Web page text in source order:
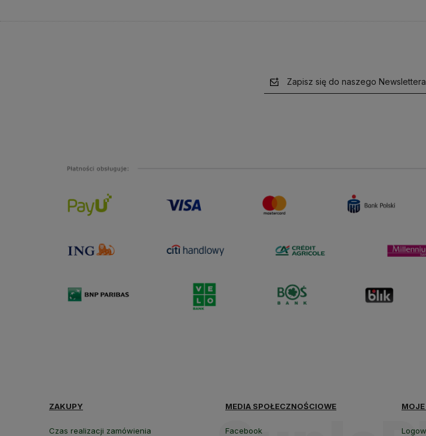
Zapisz się do naszego
ZAKUPY
Czas realizacji zamówienia
MEDIA SPOŁECZNOŚCIOWE
Facebook